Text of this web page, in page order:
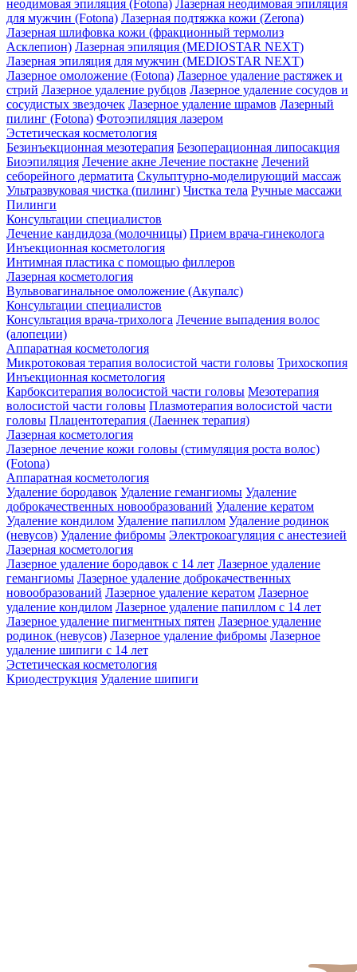
неодимовая эпиляция (Fotona) Лазерная неодимовая эпиляция
для мужчин (Fotona) Лазерная подтяжка кожи (Zerona)
Лазерная шлифовка кожи (фракционный термолиз
Асклепион) Лазерная эпиляция (MEDIOSTAR NEXT)
Лазерная эпиляция для мужчин (MEDIOSTAR NEXT)
Лазерное омоложение (Fotona) Лазерное удаление растяжек и
стрий Лазерное удаление рубцов Лазерное удаление сосудов и
сосудистых звездочек Лазерное удаление шрамов Лазерный
пилинг (Fotona) Фотоэпиляция лазером
Эстетическая косметология
Безинъекционная мезотерапия Безоперационная липосакция
Биоэпиляция Лечение акне Лечение постакне Лечений
себорейного дерматита Скульптурно-моделирующий массаж
Ультразвуковая чистка (пилинг) Чистка тела Ручные массажи
Пилинги
Консультации специалистов
Лечение кандидоза (молочницы) Прием врача-гинеколога
Инъекционная косметология
Интимная пластика с помощью филлеров
Лазерная косметология
Вульвовагинальное омоложение (Акупалс)
Консультации специалистов
Консультация врача-трихолога Лечение выпадения волос
(алопеции)
Аппаратная косметология
Микротоковая терапия волосистой части головы Трихоскопия
Инъекционная косметология
Карбокситерапия волосистой части головы Мезотерапия
волосистой части головы Плазмотерапия волосистой части
головы Плацентотерапия (Лаеннек терапия)
Лазерная косметология
Лазерное лечение кожи головы (стимуляция роста волос)
(Fotona)
Аппаратная косметология
Удаление бородавок Удаление гемангиомы Удаление
доброкачественных новообразований Удаление кератом
Удаление кондилом Удаление папиллом Удаление родинок
(невусов) Удаление фибромы Электрокоагуляция с анестезией
Лазерная косметология
Лазерное удаление бородавок с 14 лет Лазерное удаление
гемангиомы Лазерное удаление доброкачественных
новообразований Лазерное удаление кератом Лазерное
удаление кондилом Лазерное удаление папиллом с 14 лет
Лазерное удаление пигментных пятен Лазерное удаление
родинок (невусов) Лазерное удаление фибромы Лазерное
удаление шипиги с 14 лет
Эстетическая косметология
Криодеструкция Удаление шипиги